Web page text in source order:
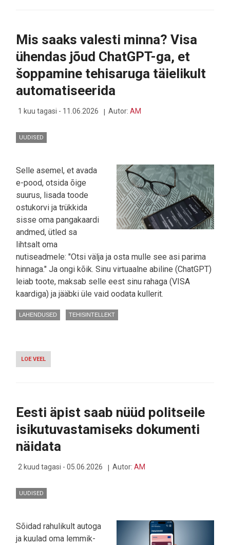
MUSKIST
ESIMESE
TRILJONÄRI
Mis saaks valesti minna? Visa
ühendas jõud ChatGPT-ga, et
šoppamine tehisaruga täielikult
automatiseerida
1 kuu tagasi - 11.06.2026 Autor: AM
UUDISED
Selle asemel, et avada
e-pood, otsida õige
suurus, lisada toode
ostukorvi ja trükkida
sisse oma pangakaardi
andmed, ütled sa
lihtsalt oma
nutiseadmele: "Otsi välja ja osta mulle see asi parima
hinnaga." Ja ongi kõik. Sinu virtuaalne abiline (ChatGPT)
leiab toote, maksab selle eest sinu rahaga (VISA
kaardiga) ja jääbki üle vaid oodata kullerit.
LAHENDUSED TEHISINTELLEKT
LOE VEEL
MIS
ÜHENDAS
JÕUD
CHATGPT-
ET
TEHISARUGA
TÄIELIKULT
Eesti äpist saab nüüd politseile
isikutuvastamiseks dokumenti
näidata
2 kuud tagasi - 05.06.2026 Autor: AM
UUDISED
Sõidad rahulikult autoga
ja kuulad oma lemmik-